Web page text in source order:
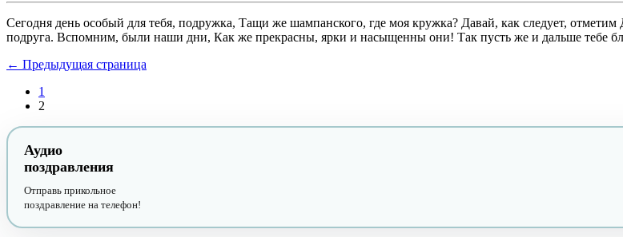
Сегодня день особый для тебя, подружка, Тащи же шампанского, где моя кружка? Давай, как следует,
подруга. Вспомним, были наши дни, Как же прекрасны, ярки и насыщенны они! Так пусть же и дальше тебе
← Предыдущая страница
1
2
Аудио
поздравления
Отправь прикольное
поздравление на телефон!